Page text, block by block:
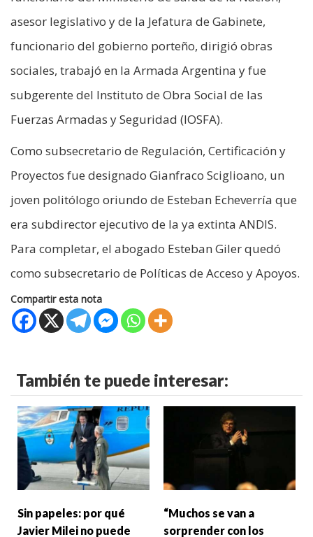
asesor legislativo y de la Jefatura de Gabinete,
funcionario del gobierno porteño, dirigió obras
sociales, trabajó en la Armada Argentina y fue
subgerente del Instituto de Obra Social de las
Fuerzas Armadas y Seguridad (IOSFA).
Como subsecretario de Regulación, Certificación y
Proyectos fue designado Gianfraco Sciglioano, un
joven politólogo oriundo de Esteban Echeverría que
era subdirector ejecutivo de la ya extinta ANDIS.
Para completar, el abogado Esteban Giler quedó
como subsecretario de Políticas de Acceso y Apoyos.
Compartir esta nota
También te puede interesar:
Sin papeles: por qué
Javier Milei no puede
“Muchos se van a
sorprender con los